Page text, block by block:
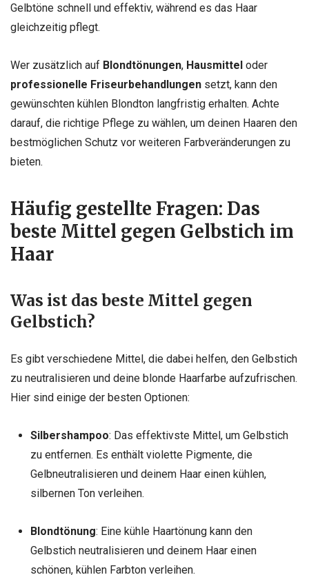
Gelbtöne schnell und effektiv, während es das Haar
gleichzeitig pflegt.
Wer zusätzlich auf Blondtönungen, Hausmittel oder
professionelle Friseurbehandlungen setzt, kann den
gewünschten kühlen Blondton langfristig erhalten. Achte
darauf, die richtige Pflege zu wählen, um deinen Haaren den
bestmöglichen Schutz vor weiteren Farbveränderungen zu
bieten.
Häufig gestellte Fragen: Das
beste Mittel gegen Gelbstich im
Haar
Was ist das beste Mittel gegen
Gelbstich?
Es gibt verschiedene Mittel, die dabei helfen, den Gelbstich
zu neutralisieren und deine blonde Haarfarbe aufzufrischen.
Hier sind einige der besten Optionen:
Silbershampoo: Das effektivste Mittel, um Gelbstich
zu entfernen. Es enthält violette Pigmente, die
Gelbneutralisieren und deinem Haar einen kühlen,
silbernen Ton verleihen.
Blondtönung: Eine kühle Haartönung kann den
Gelbstich neutralisieren und deinem Haar einen
schönen, kühlen Farbton verleihen.